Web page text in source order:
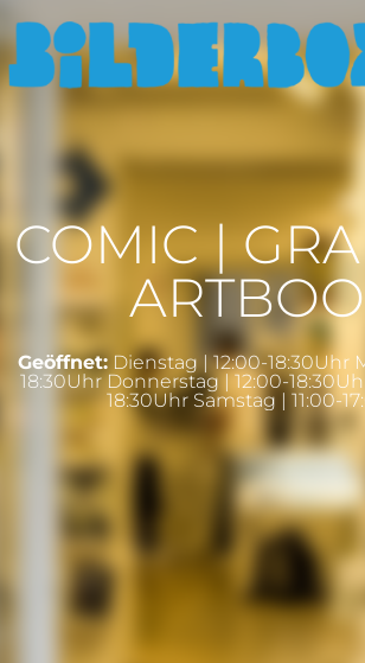
COMIC |
Geöffnet: Dienstag | 12:00-18:30Uhr
18:30Uhr Donnerstag | 12:00-
18:30Uhr Samstag | 11:00-